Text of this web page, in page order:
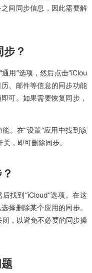
间同步信息，因此需要解
？
用”选项，然后点击“iClou
、邮件等信息的同步功能
可。如果需要恢复同步，
。在“设置”应用中找到该
，即可删除同步。
找到“iCloud”选项。在这
择删除某个应用的同步。
，以避免不必要的同步操